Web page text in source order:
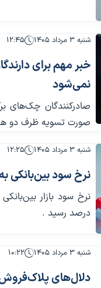
شنبه ۳ مرداد ۱۴۰۵ ۱۲:۴۵
خبر مهم برای
نمی‌شود
صادرکنندگان چک‌های
صورت تسویه ظرف دو
شنبه ۳ مرداد ۱۴۰۵ ۱۲:۲۵
نرخ سود بین‌بانکی به آستانه
درصد رسید .
شنبه ۳ مرداد ۱۴۰۵ ۱۰:۲۲
دلال‌های